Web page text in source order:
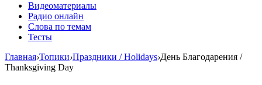
Видеоматериалы
Радио онлайн
Слова по темам
Тесты
Главная›Топики›Праздники / Holidays›День Благодарения /
Thanksgiving Day